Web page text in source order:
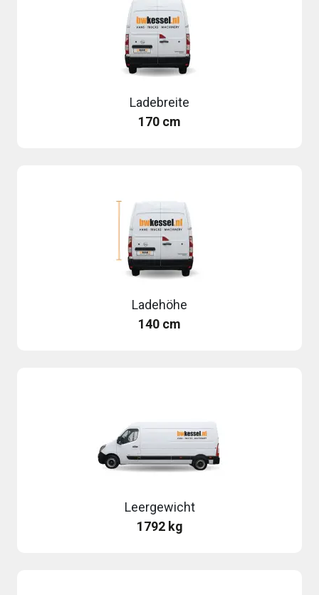
Ladebreite
170 cm
Ladehöhe
140 cm
Leergewicht
1792 kg